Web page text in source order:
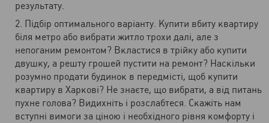
результату.
Підбір оптимального варіанту. Купити вбиту квартиру
біля метро або вибрати житло трохи далі, але з
непоганим ремонтом? Вкластися в трійку або купити
двушку, а решту грошей пустити на ремонт? Наскільки
розумно продати будинок в передмісті, щоб купити
квартиру в Харкові? Не знаєте, що вибрати, а від питань
пухне голова? Видихніть і розслабтеся. Скажіть нам
вступні вимоги за ціною і необхідного рівня комфорту і